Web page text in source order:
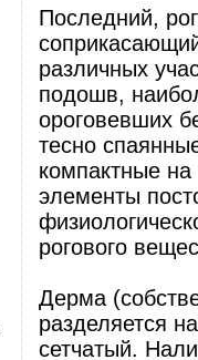
Последний,
различных
подошв,
ороговевших
тесно
компактные
элементы
рогового
Дерма
разделяется
сетчатый.